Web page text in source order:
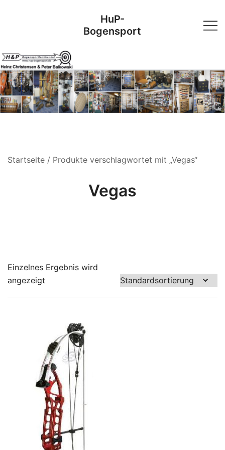
HuP-
Bogensport
Startseite / Produkte verschlagwortet mit „Vegas“
Vegas
Einzelnes Ergebnis wird
angezeigt